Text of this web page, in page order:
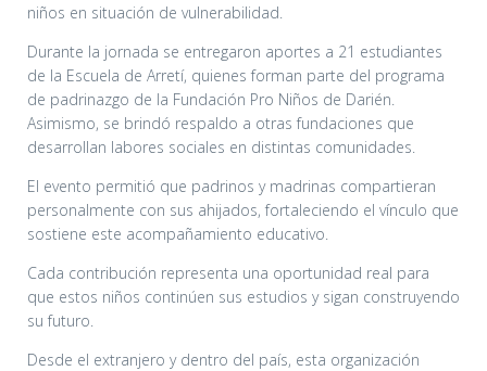
niños en situación de vulnerabilidad.
Durante la jornada se entregaron aportes a 21 estudiantes
de la Escuela de Arretí, quienes forman parte del programa
de padrinazgo de la Fundación Pro Niños de Darién.
Asimismo, se brindó respaldo a otras fundaciones que
desarrollan labores sociales en distintas comunidades.
El evento permitió que padrinos y madrinas compartieran
personalmente con sus ahijados, fortaleciendo el vínculo que
sostiene este acompañamiento educativo.
Cada contribución representa una oportunidad real para
que estos niños continúen sus estudios y sigan construyendo
su futuro.
Desde el extranjero y dentro del país, esta organización